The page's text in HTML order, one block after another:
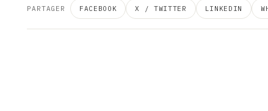
PARTAGER FACEBOOK X / TWITTER LINKEDIN